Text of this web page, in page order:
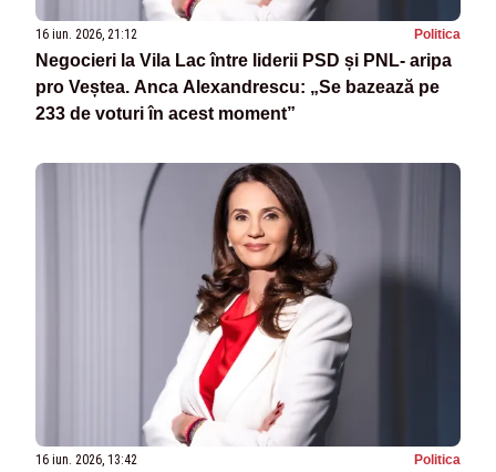
16 iun. 2026, 21:12 Politica
Negocieri la Vila Lac între liderii PSD și PNL- aripa
pro Veștea. Anca Alexandrescu: „Se bazează pe
233 de voturi în acest moment”
16 iun. 2026, 13:42 Politica